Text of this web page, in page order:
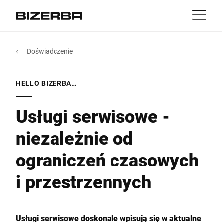
Doświadczenie
Serwis
Firma
MyBizerba
Ameryka
Azja
Australia
HELLO BIZERBA…
Usługi serwisowe -
niezależnie od
ograniczeń czasowych
i przestrzennych
Usługi serwisowe doskonale wpisują się w aktualne
Doświadczenie